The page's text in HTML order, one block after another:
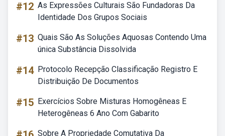
#12 As Expressões Culturais São Fundadoras Da
Identidade Dos Grupos Sociais
#13 Quais São As Soluções Aquosas Contendo Uma
única Substância Dissolvida
#14 Protocolo Recepção Classificação Registro E
Distribuição De Documentos
#15 Exercícios Sobre Misturas Homogêneas E
Heterogêneas 6 Ano Com Gabarito
Sobre A Propriedade Comutativa Da